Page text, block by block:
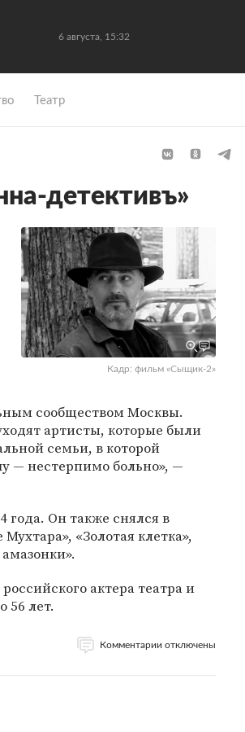
6 августа, 15:32
Театр
детективъ»
Кадр: фильм «Сыщик-2»
сообществом Москвы.
артисты, которые были
семьи, в которой
— нестерпимо больно», —
года. Он также снялся в
«Золотая клетка»,
актера театра и
56 лет.
Комментарии отключены